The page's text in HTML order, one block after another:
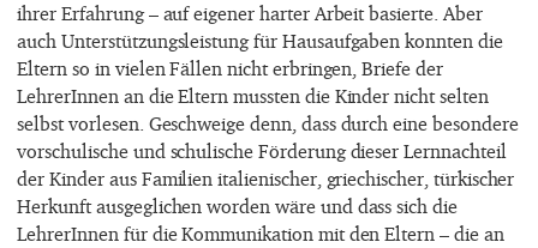
ihrer Erfahrung – auf eigener harter Arbeit basierte. Aber
auch Unterstützungsleistung für Hausaufgaben konnten die
Eltern so in vielen Fällen nicht erbringen, Briefe der
LehrerInnen an die Eltern mussten die Kinder nicht selten
selbst vorlesen. Geschweige denn, dass durch eine besondere
vorschulische und schulische Förderung dieser Lernnachteil
der Kinder aus Familien italienischer, griechischer, türkischer
Herkunft ausgeglichen worden wäre und dass sich die
LehrerInnen für die Kommunikation mit den Eltern – die an